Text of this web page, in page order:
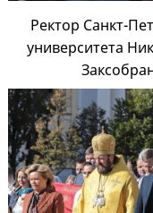
Ректор Санкт-
университета